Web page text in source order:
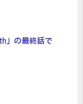
」の最終話で